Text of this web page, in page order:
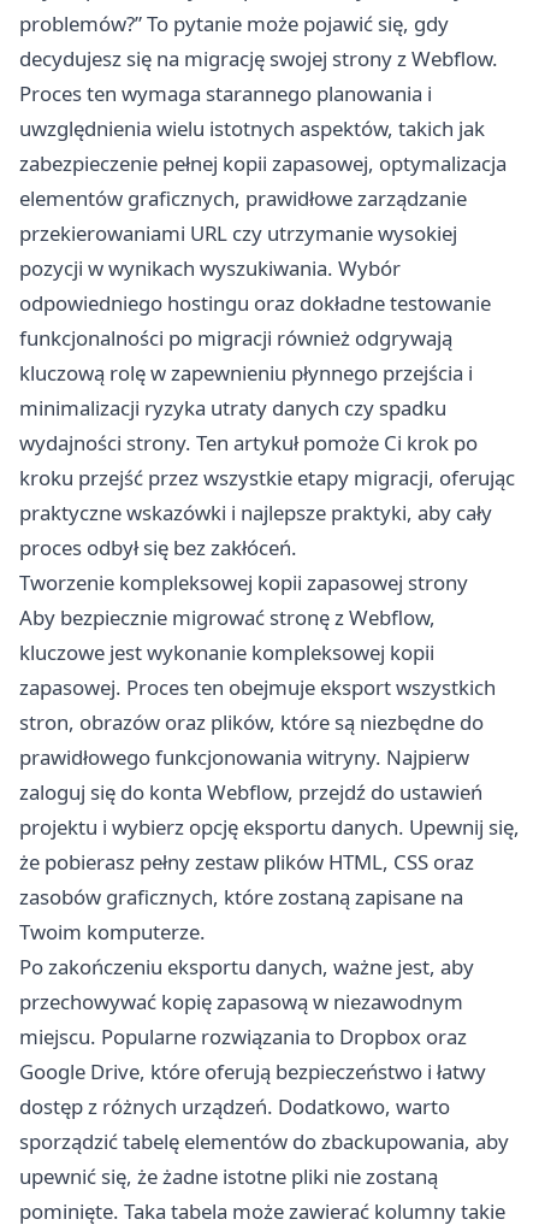
problemów?” To pytanie może pojawić się, gdy
decydujesz się na migrację swojej strony z Webflow.
Proces ten wymaga starannego planowania i
uwzględnienia wielu istotnych aspektów, takich jak
zabezpieczenie pełnej kopii zapasowej, optymalizacja
elementów graficznych, prawidłowe zarządzanie
przekierowaniami URL czy utrzymanie wysokiej
pozycji w wynikach wyszukiwania. Wybór
odpowiedniego hostingu oraz dokładne testowanie
funkcjonalności po migracji również odgrywają
kluczową rolę w zapewnieniu płynnego przejścia i
minimalizacji ryzyka utraty danych czy spadku
wydajności strony. Ten artykuł pomoże Ci krok po
kroku przejść przez wszystkie etapy migracji, oferując
praktyczne wskazówki i najlepsze praktyki, aby cały
proces odbył się bez zakłóceń.
Tworzenie kompleksowej kopii zapasowej strony
Aby bezpiecznie migrować stronę z Webflow,
kluczowe jest wykonanie kompleksowej kopii
zapasowej. Proces ten obejmuje eksport wszystkich
stron, obrazów oraz plików, które są niezbędne do
prawidłowego funkcjonowania witryny. Najpierw
zaloguj się do konta Webflow, przejdź do ustawień
projektu i wybierz opcję eksportu danych. Upewnij się,
że pobierasz pełny zestaw plików HTML, CSS oraz
zasobów graficznych, które zostaną zapisane na
Twoim komputerze.
Po zakończeniu eksportu danych, ważne jest, aby
przechowywać kopię zapasową w niezawodnym
miejscu. Popularne rozwiązania to Dropbox oraz
Google Drive, które oferują bezpieczeństwo i łatwy
dostęp z różnych urządzeń. Dodatkowo, warto
sporządzić tabelę elementów do zbackupowania, aby
upewnić się, że żadne istotne pliki nie zostaną
pominięte. Taka tabela może zawierać kolumny takie